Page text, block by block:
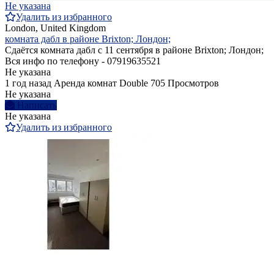
Не указана
Удалить из избранного
London, United Kingdom
комната дабл в районе Brixton; Лондон;
Сдаётся комната дабл с 11 сентября в районе Brixton; Лондон;
Вся инфо по телефону - 07919635521
Не указана
1 год назад Аренда комнат Double 705 Просмотров
Не указана
Написать
Не указана
Удалить из избранного